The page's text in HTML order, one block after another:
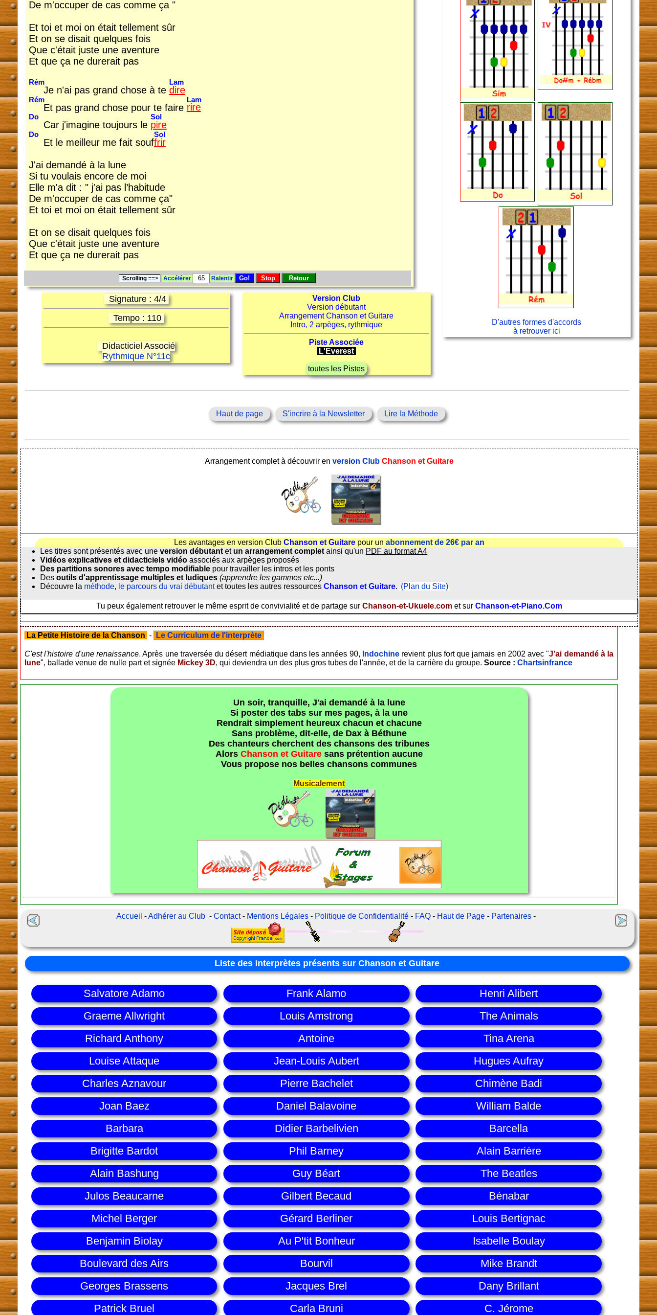
De m'occuper de cas comme ça "
Et toi et moi on était tellement sûr
Et on se disait quelques fois
Que c'était juste une aventure
Et que ça ne durerait pas
Rém
Je n'ai pas grand chose à te
Lam
dire
Rém
Et pas grand chose pour te faire
Lam
rire
Do
Car j'imagine toujours le
Sol
pire
Do
Et le meilleur me fait souf
Sol
frir
J'ai demandé à la lune
Si tu voulais encore de moi
Elle m'a dit : " j'ai pas l’habitude
De m'occuper de cas comme ça"
Et toi et moi on était tellement sûr
Et on se disait quelques fois
Que c'était juste une aventure
Et que ça ne durerait pas
Scrolling==> Accélérer Ralentir
D'autres formes d'accords
à retrouver ici
Version Club
Version débutant
Arrangement Chanson et Guitare
Intro, 2 arpèges, rythmique
Piste Associée
L'Everest
toutes les Pistes
Signature : 4/4
Tempo : 110
Didacticiel Associé
Rythmique N°11c
Haut de page S'incrire à la Newsletter Lire la Méthode
Arrangement complet à découvrir en version Club Chanson et Guitare
Les avantages en version Club Chanson et Guitarepour un abonnement de 26€ par an
Les titres sont présentés avec uneversion débutant et un arrangement complet ainsi qu'un PDF au format A4
Vidéos explicatives et didacticiels vidéo associés aux arpèges proposés
Des partitions sonores avec tempo modifiable pour travailler les intros et les ponts
Desoutils d'apprentissage multiples et ludiques (apprendre les gammes etc...)
Découvre la méthode, le parcours du vrai débutantet toutes les autres ressourcesChanson et Guitare. (Plan du Site)
Tu peux également retrouver le même esprit de convivialité et de partage sur Chanson-et-Ukuele.comet sur Chanson-et-Piano.Com
La Petite Histoire de la Chanson - Le Curriculum de l'interprète
C'est l'histoire d'une renaissance. Après une traversée du désert médiatique dans les années 90, Indochinerevient plus fort que jamais en 2002 avec "J'ai demandé à la
lune", ballade venue de nulle part et signée Mickey 3D, qui deviendra un des plus gros tubes de l'année, et de la carrière du groupe.Source :Chartsinfrance
Un soir, tranquille, J'ai demandé à la lune
Si poster des tabs sur mes pages, à la une
Rendrait simplement heureux chacun et chacune
Sans problème, dit-elle, de Dax à Béthune
Des chanteurs cherchent des chansons des tribunes
Alors Chanson et Guitaresans prétention aucune
Vous propose nos belles chansons communes
Musicalement
Accueil -Adhérer au Club -Contact- Mentions Légales - Politique de Confidentialité - FAQ - Haut de Page - Partenaires -
Liste des interprètes présents sur Chanson et Guitare
Salvatore Adamo Frank Alamo
Henri Alibert
Graeme Allwright
Louis Amstrong
The Animals
Richard Anthony
Antoine
Tina Arena
Louise Attaque
Jean-Louis Aubert
Hugues Aufray
Charles Aznavour
Pierre Bachelet
Chimène Badi
Joan Baez
Daniel Balavoine
William Balde
Barbara
Didier Barbelivien
Barcella
Brigitte Bardot
Phil Barney
Alain Barrière
Alain Bashung
Guy Béart
The Beatles
Julos Beaucarne
Gilbert Becaud
Bénabar
Michel Berger
Gérard Berliner
Louis Bertignac
Benjamin Biolay
Au P'tit Bonheur
Isabelle Boulay
Boulevard des Airs
Bourvil
Mike Brandt
Georges Brassens
Jacques Brel
Dany Brillant
Patrick Bruel
Carla Bruni C. Jérome